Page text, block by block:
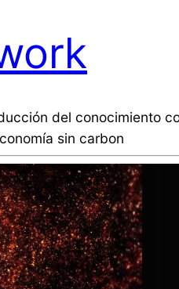
del conocimiento
sin carbon